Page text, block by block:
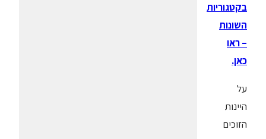
בקטגוריות
השונות
– ראו
כאן.
על
היינות
הזוכים